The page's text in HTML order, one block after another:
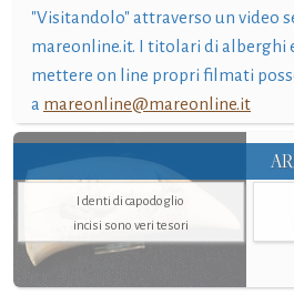
"Visitandolo" attraverso un video
mareonline.it. I titolari di alberghi
mettere on line propri filmati
a mareonline@mareonline.it
I denti di capodoglio
incisi sono veri tesori